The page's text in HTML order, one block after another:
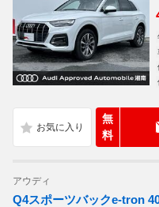
無
料
アウディ
Q4スポーツバックe-tron